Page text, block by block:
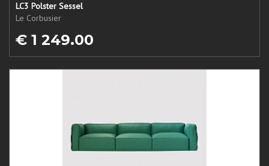
LC3 Polster Sessel
Le Corbusier
€ 1 249.00